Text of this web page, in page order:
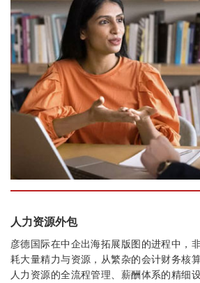
人力资源外包
彦德国际在中企出海拓展版图的进程中，
耗大量精力与资源，从繁杂的会计财务核
人力资源的全流程管理、薪酬体系的精细